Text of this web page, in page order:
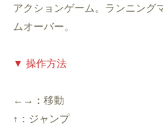
アクションゲーム。ランニング
ムオーバー。
▼ 操作方法
←→：移動
↑：ジャンプ